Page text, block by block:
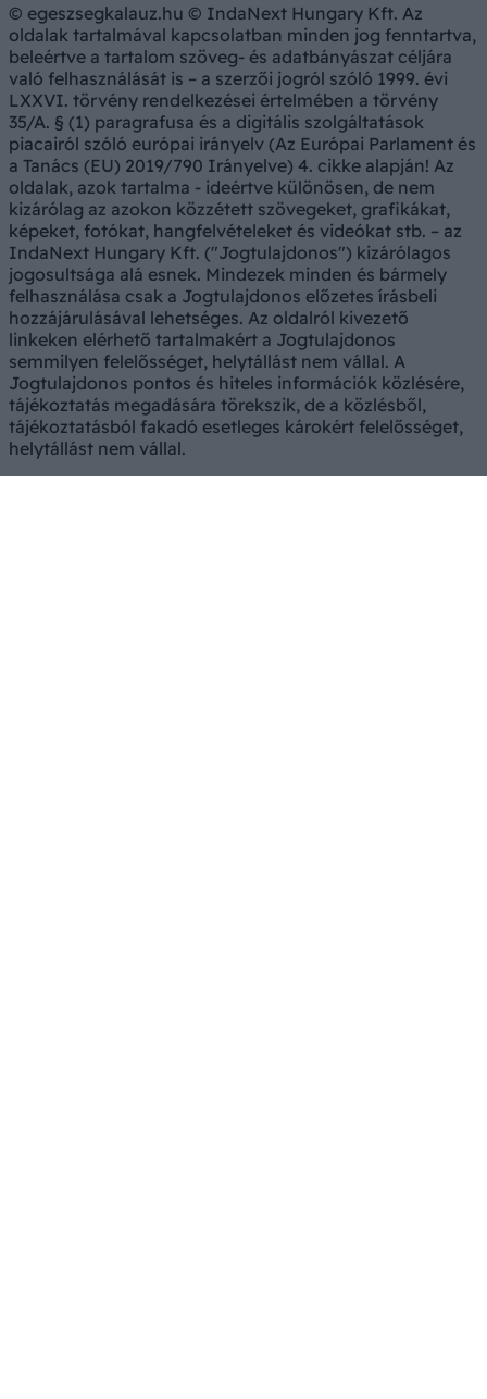
© egeszsegkalauz.hu © IndaNext Hungary Kft. Az
oldalak tartalmával kapcsolatban minden jog fenntartva,
beleértve a tartalom szöveg- és adatbányászat céljára
való felhasználását is – a szerzői jogról szóló 1999. évi
LXXVI. törvény rendelkezései értelmében a törvény
35/A. § (1) paragrafusa és a digitális szolgáltatások
piacairól szóló európai irányelv (Az Európai Parlament és
a Tanács (EU) 2019/790 Irányelve) 4. cikke alapján! Az
oldalak, azok tartalma - ideértve különösen, de nem
kizárólag az azokon közzétett szövegeket, grafikákat,
képeket, fotókat, hangfelvételeket és videókat stb. – az
IndaNext Hungary Kft. ("Jogtulajdonos") kizárólagos
jogosultsága alá esnek. Mindezek minden és bármely
felhasználása csak a Jogtulajdonos előzetes írásbeli
hozzájárulásával lehetséges. Az oldalról kivezető
linkeken elérhető tartalmakért a Jogtulajdonos
semmilyen felelősséget, helytállást nem vállal. A
Jogtulajdonos pontos és hiteles információk közlésére,
tájékoztatás megadására törekszik, de a közlésből,
tájékoztatásból fakadó esetleges károkért felelősséget,
helytállást nem vállal.